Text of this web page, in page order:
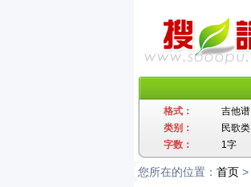
格式： 吉他谱
类别：
民歌类
字数：
1字
您所在的位置： 首页 >